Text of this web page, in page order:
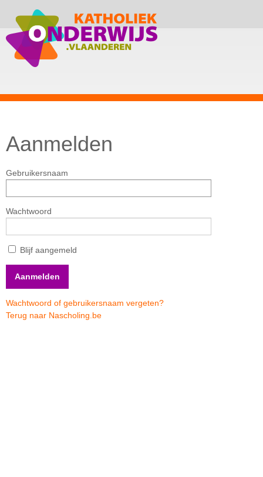
Aanmelden
Gebruikersnaam
Wachtwoord
Blijf aangemeld
Wachtwoord of gebruikersnaam vergeten?
Terug naar Nascholing.be